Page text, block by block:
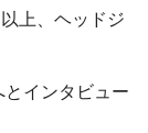
上、ヘッドジ
インタビュー